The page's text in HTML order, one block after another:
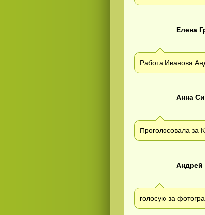
Елена
Работа Иванова
Анна
Проголосовала за
Андрей
голосую за